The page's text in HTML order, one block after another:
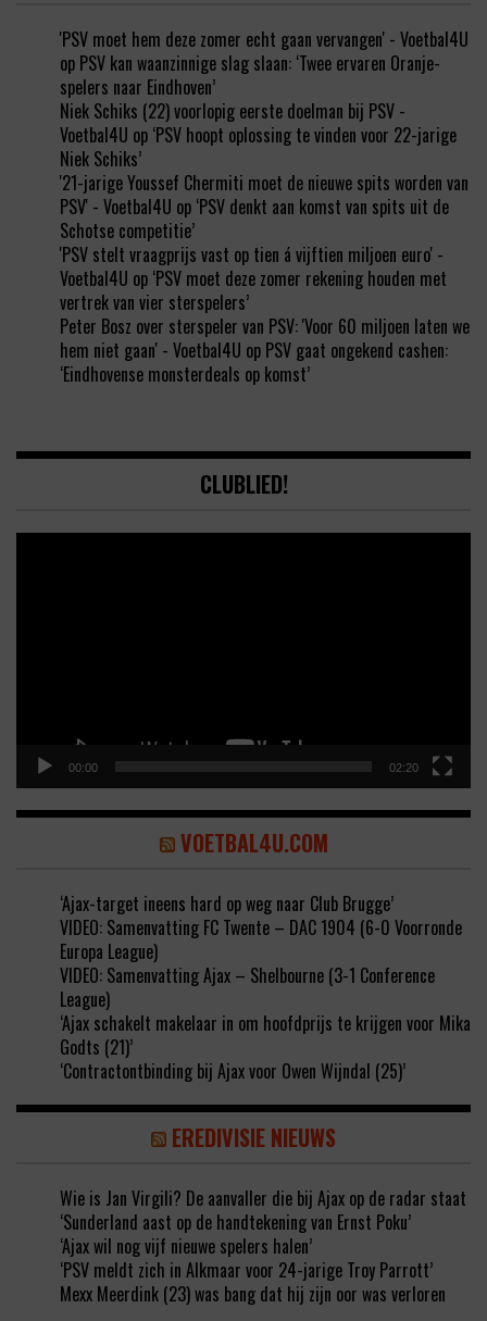
'PSV moet hem deze zomer echt gaan vervangen' - Voetbal4U
op PSV kan waanzinnige slag slaan: ‘Twee ervaren Oranje-
spelers naar Eindhoven’
Niek Schiks (22) voorlopig eerste doelman bij PSV -
Voetbal4U op ‘PSV hoopt oplossing te vinden voor 22-jarige
Niek Schiks’
'21-jarige Youssef Chermiti moet de nieuwe spits worden van
PSV' - Voetbal4U op ‘PSV denkt aan komst van spits uit de
Schotse competitie’
'PSV stelt vraagprijs vast op tien á vijftien miljoen euro' -
Voetbal4U op ‘PSV moet deze zomer rekening houden met
vertrek van vier sterspelers’
Peter Bosz over sterspeler van PSV: 'Voor 60 miljoen laten we
hem niet gaan' - Voetbal4U op PSV gaat ongekend cashen:
‘Eindhovense monsterdeals op komst’
CLUBLIED!
00:00 02:20
VOETBAL4U.COM
‘Ajax-target ineens hard op weg naar Club Brugge’
VIDEO: Samenvatting FC Twente – DAC 1904 (6-0 Voorronde
Europa League)
VIDEO: Samenvatting Ajax – Shelbourne (3-1 Conference
League)
‘Ajax schakelt makelaar in om hoofdprijs te krijgen voor Mika
Godts (21)’
‘Contractontbinding bij Ajax voor Owen Wijndal (25)’
EREDIVISIE NIEUWS
Wie is Jan Virgili? De aanvaller die bij Ajax op de radar staat
‘Sunderland aast op de handtekening van Ernst Poku’
‘Ajax wil nog vijf nieuwe spelers halen’
‘PSV meldt zich in Alkmaar voor 24-jarige Troy Parrott’
Mexx Meerdink (23) was bang dat hij zijn oor was verloren